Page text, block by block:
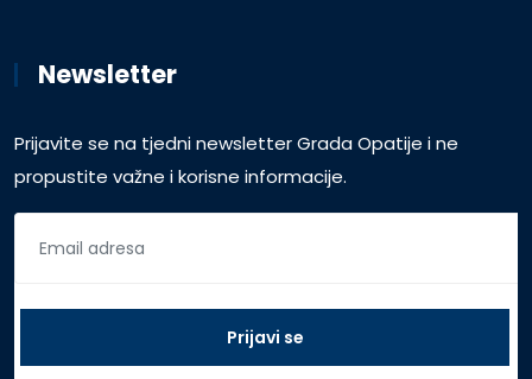
Newsletter
Prijavite se na tjedni newsletter Grada Opatije i ne
propustite važne i korisne informacije.